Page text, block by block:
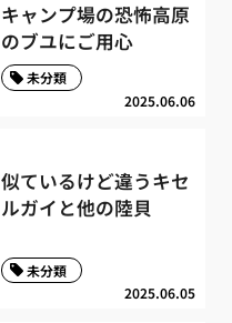
キャンプ場の恐怖高原
のブユにご用心
2025.06.06
未分類
似ているけど違うキセ
ルガイと他の陸貝
2025.06.05
未分類